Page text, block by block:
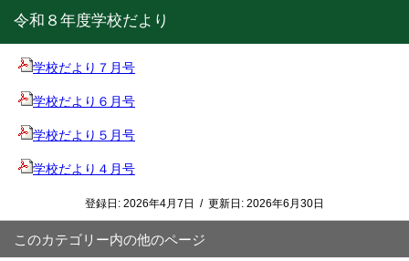
令和８年度学校だより
学校だより７月号
学校だより６月号
学校だより５月号
学校だより４月号
登録日: 2026年4月7日 / 更新日: 2026年6月30日
このカテゴリー内の他のページ